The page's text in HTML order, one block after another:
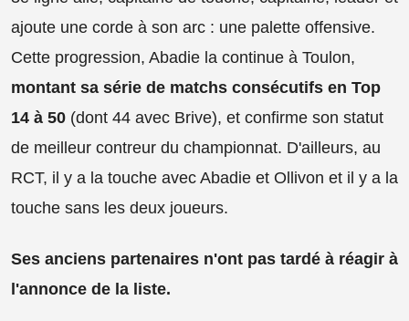
ajoute une corde à son arc : une palette offensive.
Cette progression, Abadie la continue à Toulon,
montant sa série de matchs consécutifs en Top
14 à 50 (dont 44 avec Brive), et confirme son statut
de meilleur contreur du championnat. D'ailleurs, au
RCT, il y a la touche avec Abadie et Ollivon et il y a la
touche sans les deux joueurs.
Ses anciens partenaires n'ont pas tardé à réagir à
l'annonce de la liste.